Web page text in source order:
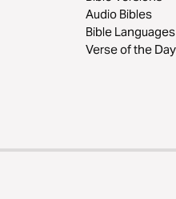
Audio Bibles
Bible Languages
Verse of the Day